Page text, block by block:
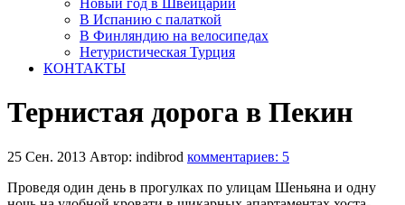
Новый год в Швейцарии
В Испанию с палаткой
В Финляндию на велосипедах
Нетуристическая Турция
КОНТАКТЫ
Тернистая дорога в Пекин
25 Сен. 2013 Автор: indibrod комментариев: 5
Проведя один день в прогулках по улицам Шеньяна и одну